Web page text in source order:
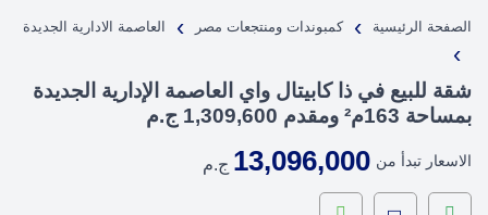
الصفحة الرئيسية › كمبوندات ومنتجعات مصر › العاصمة الادارية الجديدة
›
شقة للبيع في ذا كابيتال واي العاصمة الإدارية الجديدة
بمساحة 163م² ومقدم 1,309,600 ج.م
الاسعار تبدأ من 13,096,000 ج.م